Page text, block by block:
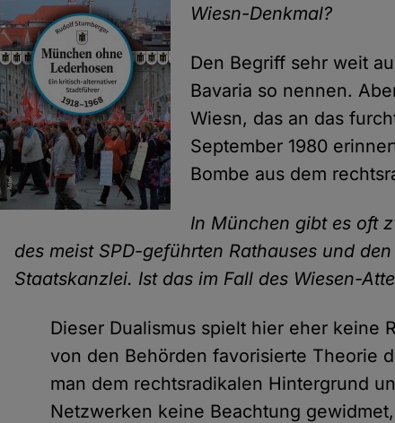
Wiesn-Denkmal?
Den Begriff sehr weit
Bavaria so nennen.
Wiesn, das an das
September 1980
Bombe aus dem
In München gibt es oft
des meist SPD-geführten Rathauses und
Staatskanzlei. Ist das im Fall des Wiesen-
Dieser Dualismus spielt hier eher keine
von den Behörden favorisierte Theorie
man dem rechtsradikalen Hintergrund
Netzwerken keine Beachtung